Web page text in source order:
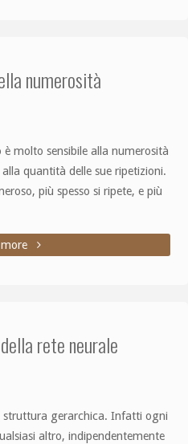
numerosità
molto sensibile alla numerosità
quantità delle sue ripetizioni.
più spesso si ripete, e più
rete neurale
struttura gerarchica. Infatti ogni
altro, indipendentemente